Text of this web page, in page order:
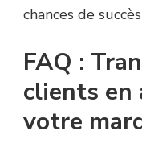
chances de
FAQ :
clients en
votre